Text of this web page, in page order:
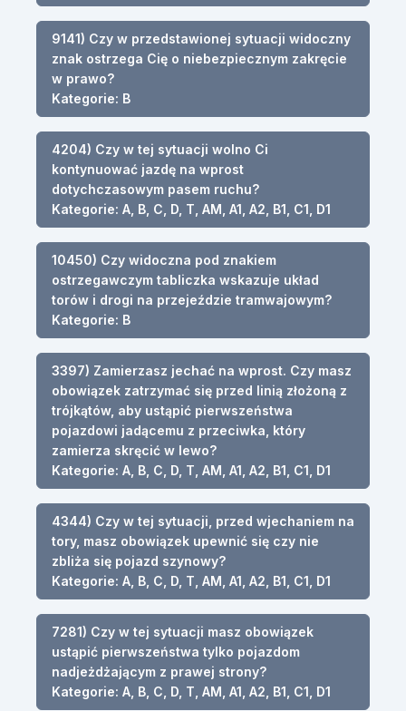
9141) Czy w przedstawionej sytuacji widoczny
znak ostrzega Cię o niebezpiecznym zakręcie
w prawo?
Kategorie: B
4204) Czy w tej sytuacji wolno Ci
kontynuować jazdę na wprost
dotychczasowym pasem ruchu?
Kategorie: A, B, C, D, T, AM, A1, A2, B1, C1, D1
10450) Czy widoczna pod znakiem
ostrzegawczym tabliczka wskazuje układ
torów i drogi na przejeździe tramwajowym?
Kategorie: B
3397) Zamierzasz jechać na wprost. Czy masz
obowiązek zatrzymać się przed linią złożoną z
trójkątów, aby ustąpić pierwszeństwa
pojazdowi jadącemu z przeciwka, który
zamierza skręcić w lewo?
Kategorie: A, B, C, D, T, AM, A1, A2, B1, C1, D1
4344) Czy w tej sytuacji, przed wjechaniem na
tory, masz obowiązek upewnić się czy nie
zbliża się pojazd szynowy?
Kategorie: A, B, C, D, T, AM, A1, A2, B1, C1, D1
7281) Czy w tej sytuacji masz obowiązek
ustąpić pierwszeństwa tylko pojazdom
nadjeżdżającym z prawej strony?
Kategorie: A, B, C, D, T, AM, A1, A2, B1, C1, D1